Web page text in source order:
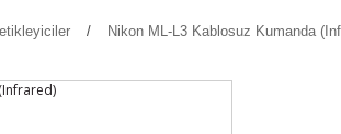
Nikon ML-L3 Kablosuz Kumanda